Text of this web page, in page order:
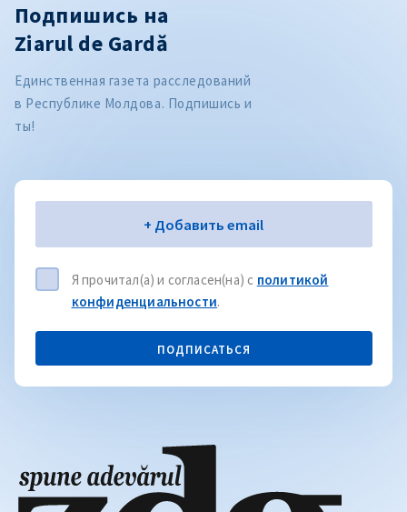
Подпишись на
Ziarul de Gardă
Единственная газета расследований
в Республике Молдова. Подпишись и
ты!
Электронная почта+ Добавить email
Я прочитал(а) и согласен(на) с политикой
конфиденциальности.
ПОДПИСАТЬСЯ